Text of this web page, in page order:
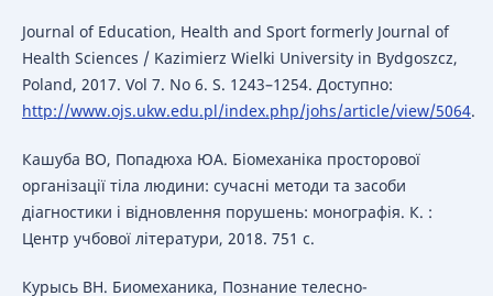
Journal of Education, Health and Sport formerly Journal of
Health Sciences / Kazimierz Wielki University in Bydgoszcz,
Poland, 2017. Vol 7. No 6. S. 1243–1254. Доступно:
http://www.ojs.ukw.edu.pl/index.php/johs/article/view/5064.
Кашуба ВО, Попадюха ЮА. Біомеханіка просторової
організації тіла людини: сучасні методи та засоби
діагностики і відновлення порушень: монографія. К. :
Центр учбової літератури, 2018. 751 с.
Курысь ВН. Биомеханика, Познание телесно-